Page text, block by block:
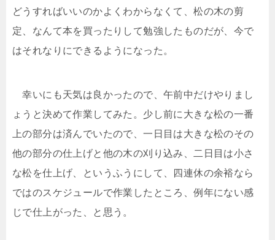
どうすればいいのかよくわからなくて、松の木の剪
定、なんて本を買ったりして勉強したものだが、今で
はそれなりにできるようになった。
幸いにも天気は良かったので、午前中だけやりまし
ょうと決めて作業してみた。少し前に大きな松の一番
上の部分は済んでいたので、一日目は大きな松のその
他の部分の仕上げと他の木の刈り込み、二日目は小さ
な松を仕上げ、というふうにして、四連休の余裕なら
ではのスケジュールで作業したところ、例年にない感
じで仕上がった、と思う。